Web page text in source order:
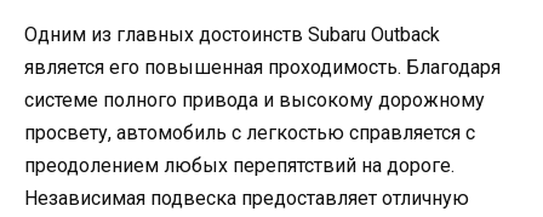
Одним из главных достоинств Subaru Outback
является его повышенная проходимость. Благодаря
системе полного привода и высокому дорожному
просвету, автомобиль с легкостью справляется с
преодолением любых перепятствий на дороге.
Независимая подвеска предоставляет отличную